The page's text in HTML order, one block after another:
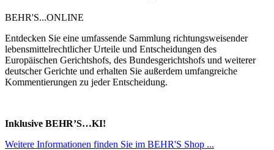
BEHR'S...ONLINE
Entdecken Sie eine umfassende Sammlung richtungsweisender
lebensmittelrechtlicher Urteile und Entscheidungen des
Europäischen Gerichtshofs, des Bundesgerichtshofs und weiterer
deutscher Gerichte und erhalten Sie außerdem umfangreiche
Kommentierungen zu jeder Entscheidung.
Inklusive BEHR’S…KI!
Weitere Informationen finden Sie im BEHR'S Shop ...